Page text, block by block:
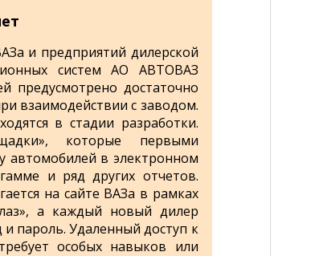
и предприятий дилерской
систем АО АВТОВАЗ
предусмотрено достаточно
взаимодействии с заводом.
в стадии разработки.
которые первыми
автомобилей в электронном
и ряд других отчетов.
на сайте ВАЗа в рамках
а каждый новый дилер
пароль. Удаленный доступ к
особых навыков или